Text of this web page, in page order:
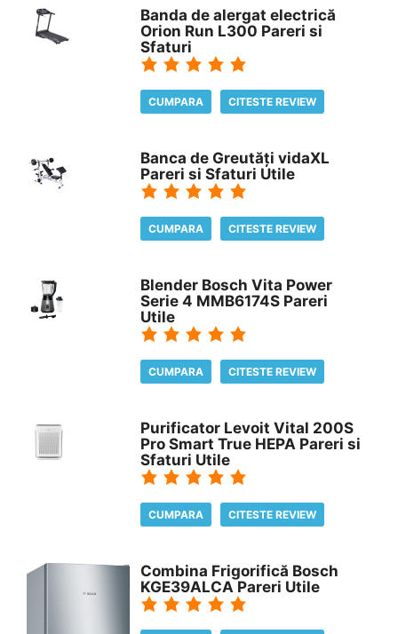
Banda de alergat electrică
Orion Run L300 Pareri si
Sfaturi
CUMPARA CITESTE REVIEW
Banca de Greutăți vidaXL
Pareri si Sfaturi Utile
CUMPARA CITESTE REVIEW
Blender Bosch Vita Power
Serie 4 MMB6174S Pareri
Utile
CUMPARA CITESTE REVIEW
Purificator Levoit Vital 200S
Pro Smart True HEPA Pareri si
Sfaturi Utile
CUMPARA CITESTE REVIEW
Combina Frigorifică Bosch
KGE39ALCA Pareri Utile